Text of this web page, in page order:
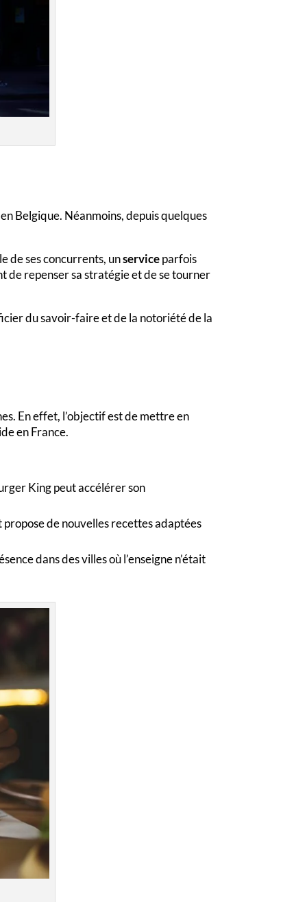
Belgique. Néanmoins, depuis quelques
de ses concurrents, unserviceparfois
de repenser sa stratégie et de se tourner
du savoir-faire et de la notoriété de la
En effet, l’objectif est de mettre en
en France.
King peut accélérer son
de nouvelles recettes adaptées
dans des villes où l’enseigne n’était